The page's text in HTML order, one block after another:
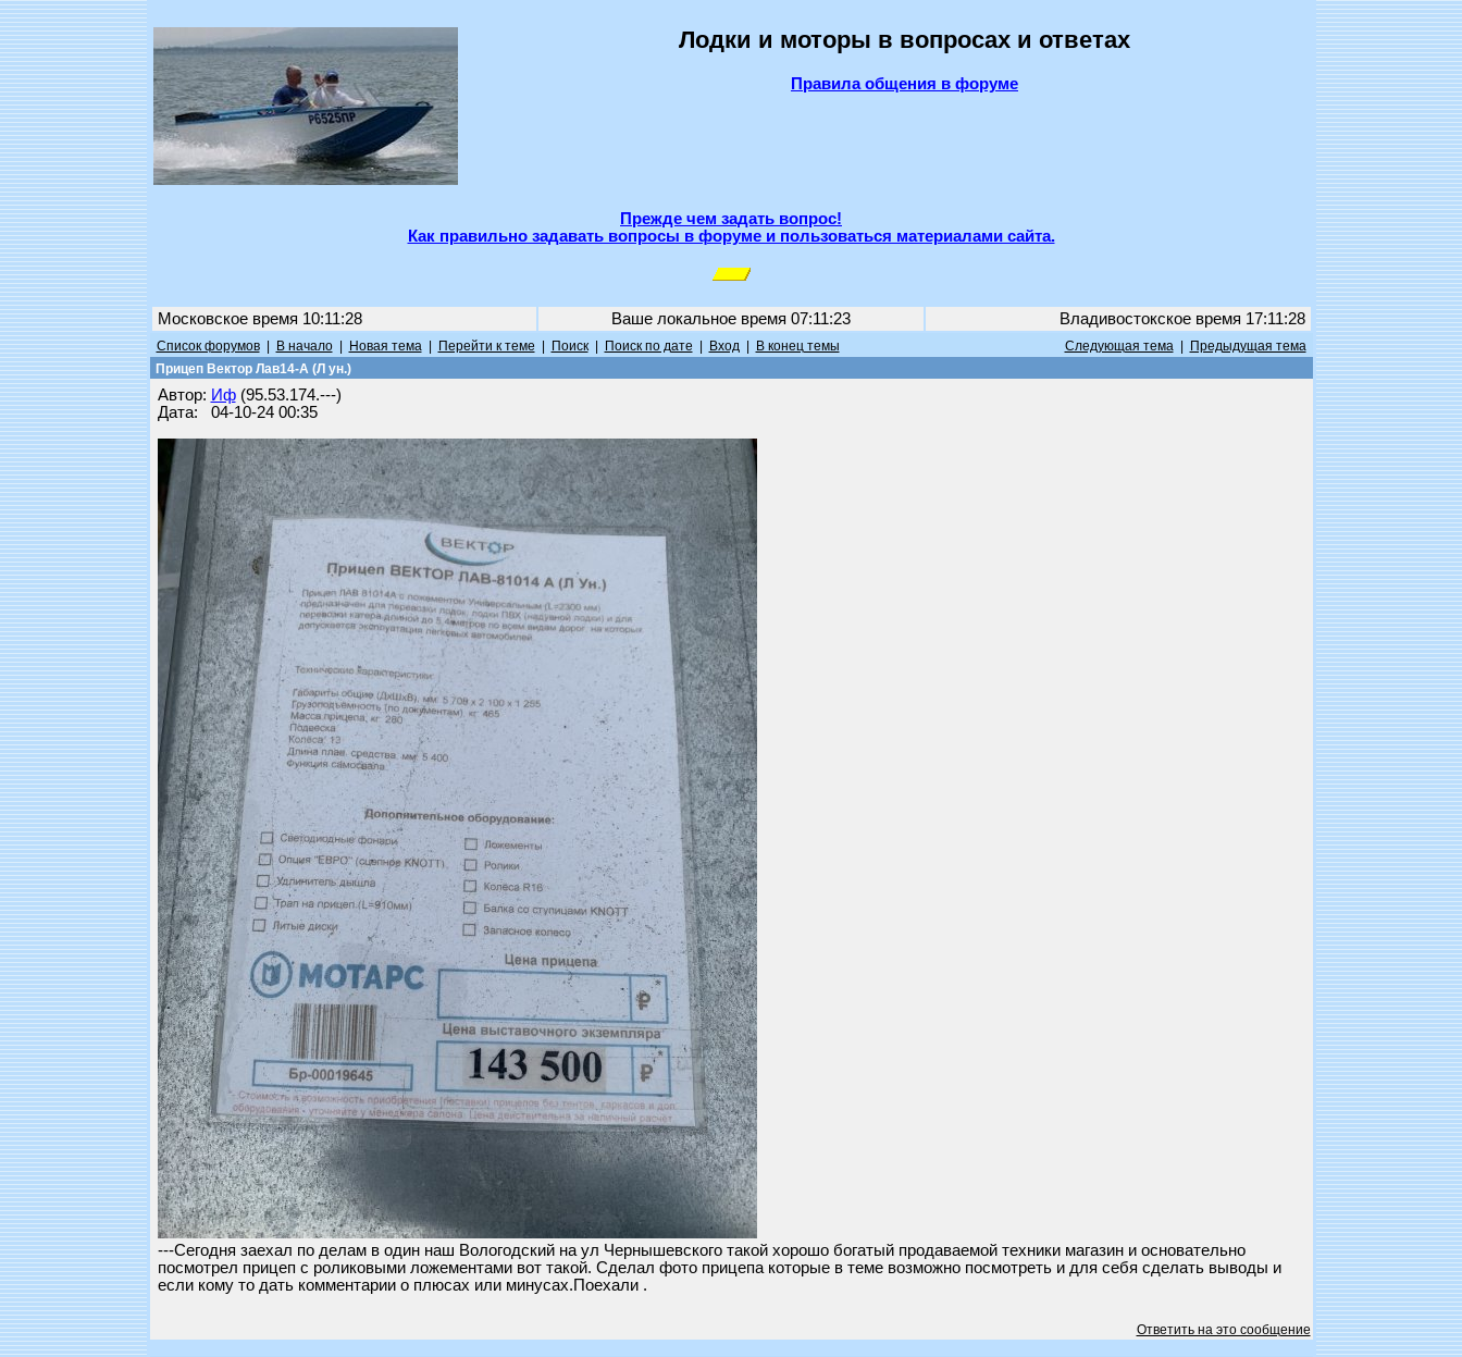
Лодки и моторы в вопросах и ответах
Правила общения в форуме
Прежде чем задать вопрос!
Как правильно задавать вопросы в форуме и пользоваться материалами сайта.
Московское время 10:11:28 Ваше локальное время 07:11:23 Владивостокское время 17:11:28
Список форумов| В начало| Новая тема| Перейти к теме Поиск| Поиск по дате Вход| В конец темы Следующая тема|
Предыдущая тема
Прицеп Вектор Лав14-А (Л ун.)
Автор: Иф(95.53.174.---)
Дата: 04-10-24 00:35
---Сегодня заехал по делам в один наш Вологодский на ул Чернышевского такой хорошо богатый продаваемой техники магазин и основательно
посмотрел прицеп с роликовыми ложементами вот такой. Сделал фото прицепа которые в теме возможно посмотреть и для себя сделать выводы и
если кому то дать комментарии о плюсах или минусах.Поехали .
Ответить на это сообщение